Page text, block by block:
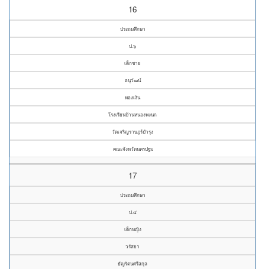
16
ประถมศึกษา
ป.๖
เด็กชาย
อนุวัฒน์
ทองเงิน
โรงเรียนบ้านหนองพงนก
วัดเจริญราษฎร์บำรุง
คณะจังหวัดนครปฐม
17
ประถมศึกษา
ป.๔
เด็กหญิง
วรัสยา
ธัญรัตนศรีสกุล